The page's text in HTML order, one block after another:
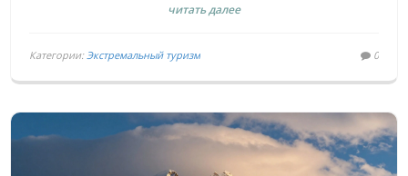
читать далее
Категории: Экстремальный туризм 0